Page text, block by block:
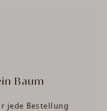
Baum
jede Bestellung